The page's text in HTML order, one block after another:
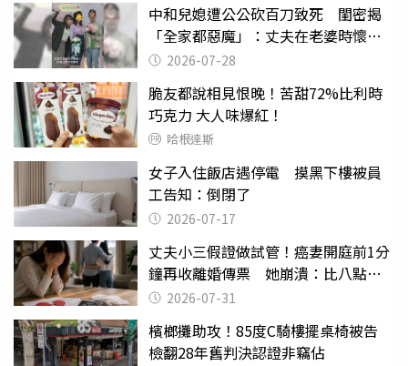
中和兒媳遭公公砍百刀致死 閨密揭
「全家都惡魔」：丈夫在老婆時懷孕
摔東西
2026-07-28
脆友都說相見恨晚！苦甜72%比利時
巧克力 大人味爆紅！
哈根達斯
女子入住飯店遇停電 摸黑下樓被員
工告知：倒閉了
2026-07-17
丈夫小三假證做試管！癌妻開庭前1分
鐘再收離婚傳票 她崩潰：比八點檔
還扯2026-07-31
檳榔攤助攻！85度C騎樓擺桌椅被告
檢翻28年舊判決認證非竊佔